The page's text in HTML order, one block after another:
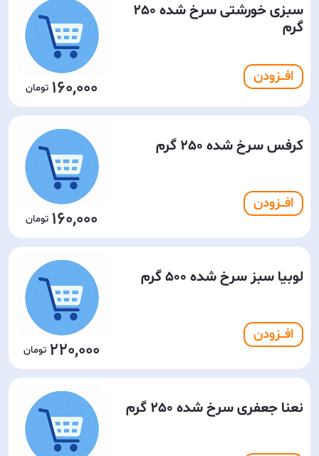
سبزی خورشتی سرخ شده 250
گرم
افـــزودن 160,000
کرفس سرخ شده 250 گرم
افـــزودن
160,000
لوبیا سبز سرخ شده 500 گرم
افـــزودن
220,000
نعنا جعفری سرخ شده 250 گرم